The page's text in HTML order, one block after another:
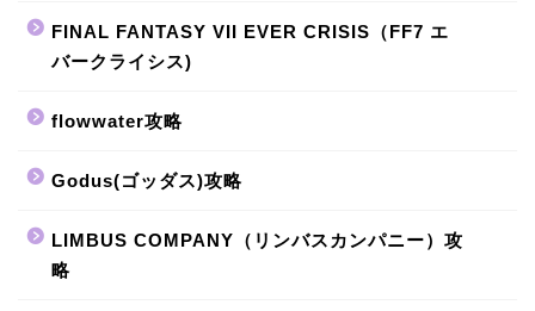
FINAL FANTASY VII EVER CRISIS（FF7 エ
バークライシス)
flowwater攻略
Godus(ゴッダス)攻略
LIMBUS COMPANY（リンバスカンパニー）攻
略